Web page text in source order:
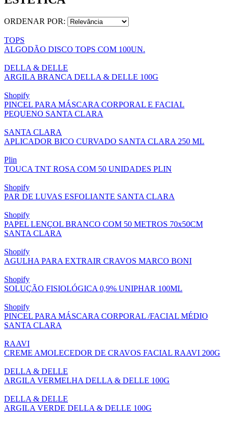
ORDENAR POR:
TOPS
ALGODÃO DISCO TOPS COM 100UN.
DELLA & DELLE
ARGILA BRANCA DELLA & DELLE 100G
Shopify
PINCEL PARA MÁSCARA CORPORAL E FACIAL
PEQUENO SANTA CLARA
SANTA CLARA
APLICADOR BICO CURVADO SANTA CLARA 250 ML
Plin
TOUCA TNT ROSA COM 50 UNIDADES PLIN
Shopify
PAR DE LUVAS ESFOLIANTE SANTA CLARA
Shopify
PAPEL LENÇOL BRANCO COM 50 METROS 70x50CM
SANTA CLARA
Shopify
AGULHA PARA EXTRAIR CRAVOS MARCO BONI
Shopify
SOLUÇÃO FISIOLÓGICA 0,9% UNIPHAR 100ML
Shopify
PINCEL PARA MÁSCARA CORPORAL /FACIAL MÉDIO
SANTA CLARA
RAAVI
CREME AMOLECEDOR DE CRAVOS FACIAL RAAVI 200G
DELLA & DELLE
ARGILA VERMELHA DELLA & DELLE 100G
DELLA & DELLE
ARGILA VERDE DELLA & DELLE 100G